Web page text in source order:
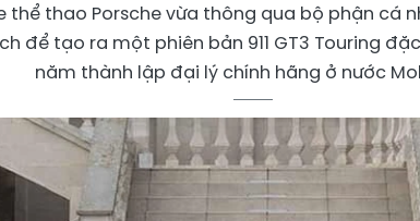
thể thao Porsche vừa thông qua bộ phận cá
để tạo ra một phiên bản 911 GT3 Touring
năm thành lập đại lý chính hãng ở nước